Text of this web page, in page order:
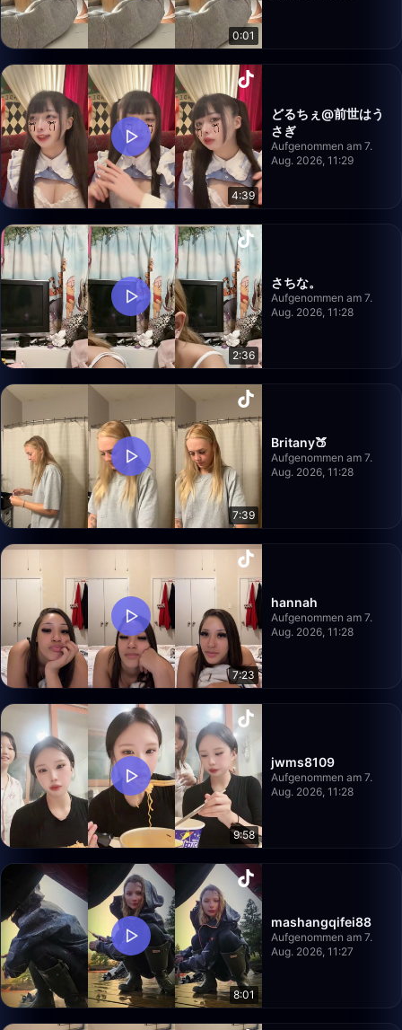
0:01
4:39
どるちぇ@前世はう
さぎ
Aufgenommen am 7.
Aug. 2026, 11:29
2:36
さちな。
Aufgenommen am 7.
Aug. 2026, 11:28
7:39
Britany🍑
Aufgenommen am 7.
Aug. 2026, 11:28
7:23
hannah
Aufgenommen am 7.
Aug. 2026, 11:28
9:58
jwms8109
Aufgenommen am 7.
Aug. 2026, 11:28
8:01
mashangqifei88
Aufgenommen am 7.
Aug. 2026, 11:27